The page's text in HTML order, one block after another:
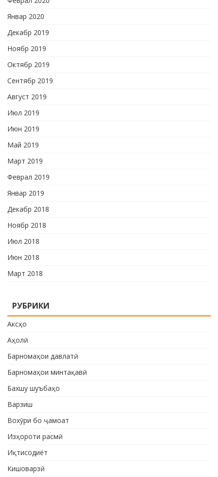
Январ 2020
Декабр 2019
Ноябр 2019
Октябр 2019
Сентябр 2019
Август 2019
Июл 2019
Июн 2019
Май 2019
Март 2019
Феврал 2019
Январ 2019
Декабр 2018
Ноябр 2018
Июл 2018
Июн 2018
Март 2018
РУБРИКИ
Аксҳо
Аҳолӣ
Барномаҳои давлатӣ
Барномаҳои минтақавӣ
Бахшу шуъбаҳо
Варзиш
Вохӯри бо ҷамоат
Изҳороти расмӣ
Иқтисодиёт
Кишоварзӣ